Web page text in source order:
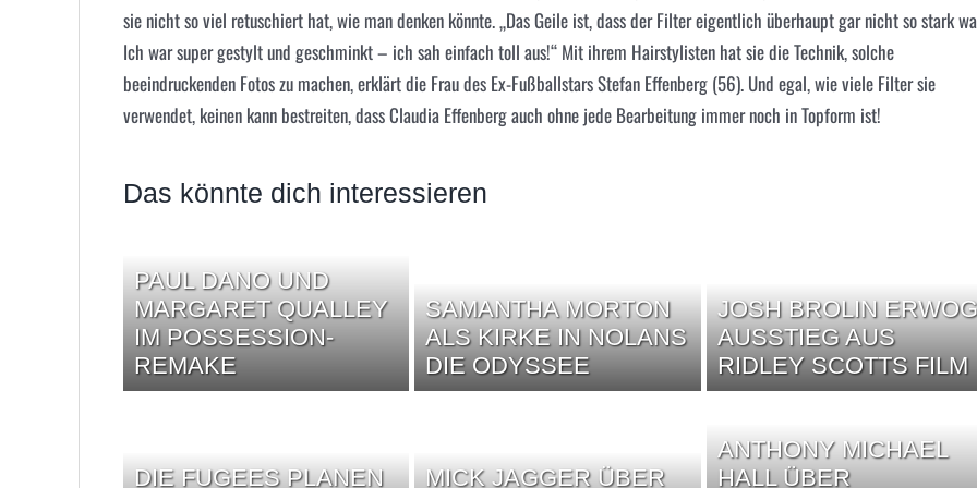
sie nicht so viel retuschiert hat, wie man denken könnte. „Das Geile ist, dass der Filter eigentlich überhaupt gar nicht so stark
Ich war super gestylt und geschminkt – ich sah einfach toll aus!“ Mit ihrem Hairstylisten hat sie die Technik, solche
beeindruckenden Fotos zu machen, erklärt die Frau des Ex-Fußballstars Stefan Effenberg (56). Und egal, wie viele Filter sie
verwendet, keinen kann bestreiten, dass Claudia Effenberg auch ohne jede Bearbeitung immer noch in Topform ist!
Das könnte dich interessieren
PAUL DANO UND
MARGARET QUALLEY
IM POSSESSION-
REMAKE
SAMANTHA MORTON
ALS KIRKE IN NOLANS
DIE ODYSSEE
JOSH BROLIN ERWOG
AUSSTIEG AUS
RIDLEY SCOTTS FILM
DIE FUGEES PLANEN MICK JAGGER ÜBER
ANTHONY MICHAEL
HALL ÜBER